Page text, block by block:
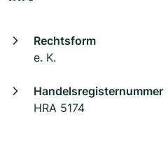
Rechtsform
e. K.
Handelsregisternummer
HRA 5174